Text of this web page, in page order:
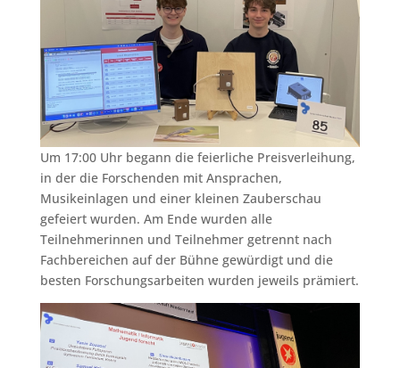
Um 17:00 Uhr begann die feierliche Preisverleihung,
in der die Forschenden mit Ansprachen,
Musikeinlagen und einer kleinen Zauberschau
gefeiert wurden. Am Ende wurden alle
Teilnehmerinnen und Teilnehmer getrennt nach
Fachbereichen auf der Bühne gewürdigt und die
besten Forschungsarbeiten wurden jeweils prämiert.